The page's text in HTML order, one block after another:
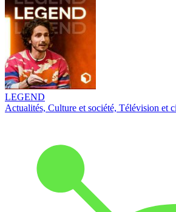
LEGEND
Actualités, Culture et société, Télévision et